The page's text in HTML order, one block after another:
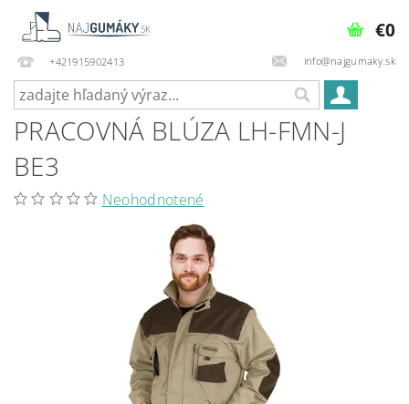
+421915902413 info@najgumaky.sk
€0
PRACOVNÁ BLÚZA LH-FMN-J
BE3
Neohodnotené